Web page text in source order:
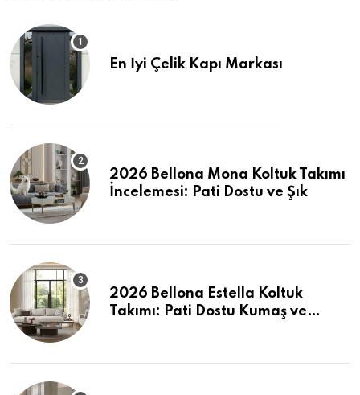
En İyi Çelik Kapı Markası
2026 Bellona Mona Koltuk Takımı
İncelemesi: Pati Dostu ve Şık
2026 Bellona Estella Koltuk
Takımı: Pati Dostu Kumaş ve